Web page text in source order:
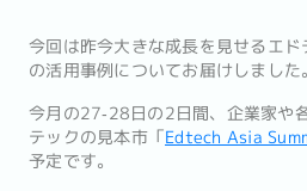
今回は昨今大きな成長を見せるエ
の活用事例についてお届けしました。
今月の27‐28日の2日間、企業家や
テックの見本市「Edtech Asia
予定です。